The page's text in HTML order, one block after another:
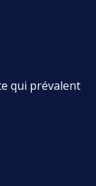
qui prévalent